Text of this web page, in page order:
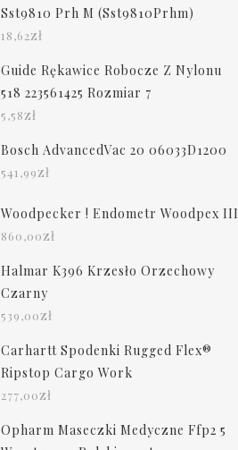
Sst9810 Prh M (Sst9810Prhm)
18,62zł
Guide Rękawice Robocze Z Nylonu
518 223561425 Rozmiar 7
5,58zł
Bosch AdvancedVac 20 06033D1200
541,99zł
Woodpecker ! Endometr Woodpex III
860,00zł
Halmar K396 Krzesło Orzechowy
Czarny
539,00zł
Carhartt Spodenki Rugged Flex®
Ripstop Cargo Work
277,00zł
Opharm Maseczki Medyczne Ffp2 5